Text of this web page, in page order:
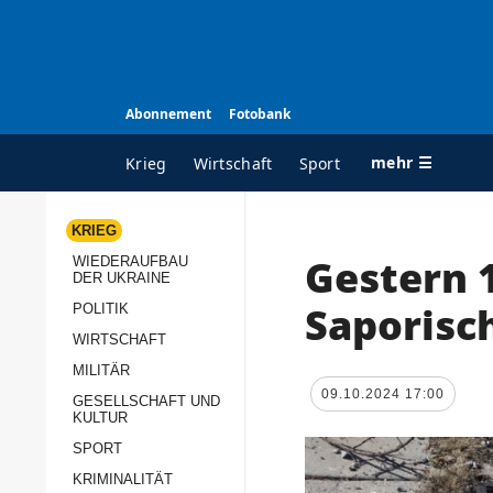
Abonnement Fotobank
Krieg Wirtschaft Sport mehr ☰
ALLE RUBRIKEN
Wiederaufbau der
Politik
Militär
KRIEG
WIEDERAUFBAU
DER UKRAINE
POLITIK
WIRTSCHAFT
MILITÄR
GESELLSCHAFT UND
KULTUR
SPORT
KRIMINALITÄT
Gestern
09.10.2024 17:00